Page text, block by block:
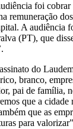
foi cobrar
remuneração
A audiência
(PT), que
do
branco,
pai de família,
que a cidade
que as
para